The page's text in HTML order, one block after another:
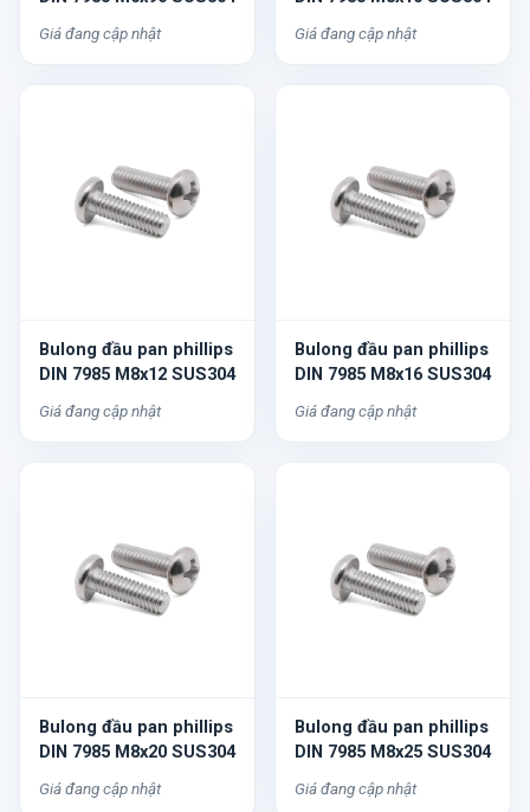
Giá đang cập nhật Giá đang cập nhật
Bulong đầu pan phillips
DIN 7985 M8x12 SUS304
Giá đang cập nhật
Bulong đầu pan phillips
DIN 7985 M8x16 SUS304
Giá đang cập nhật
Bulong đầu pan phillips
DIN 7985 M8x20 SUS304
Giá đang cập nhật
Bulong đầu pan phillips
DIN 7985 M8x25 SUS304
Giá đang cập nhật